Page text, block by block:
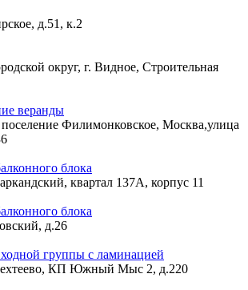
д.51, к.2
округ, г. Видное, Строительная
веранды
Филимонковское, Москва,улица
блока
квартал 137А, корпус 11
блока
д.26
группы с ламинацией
КП Южный Мыс 2, д.220